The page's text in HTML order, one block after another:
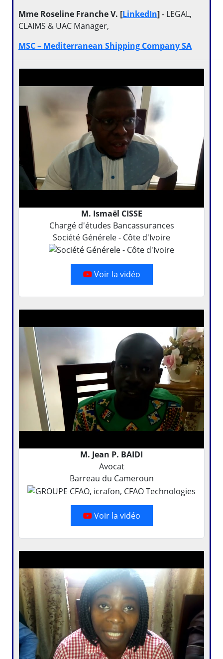
Mme Roseline Franche V. [LinkedIn]- LEGAL,
CLAIMS & UAC Manager,
MSC – Mediterranean Shipping Company SA
M. Ismaël CISSE
Chargé d'études Bancassurances
Société Générele - Côte d'Ivoire
Voir la vidéo
M. Jean P. BAIDI
Avocat
Barreau du Cameroun
Voir la vidéo